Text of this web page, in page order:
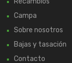
Campa
Sobre nosotros
Bajas y tasación
Contacto